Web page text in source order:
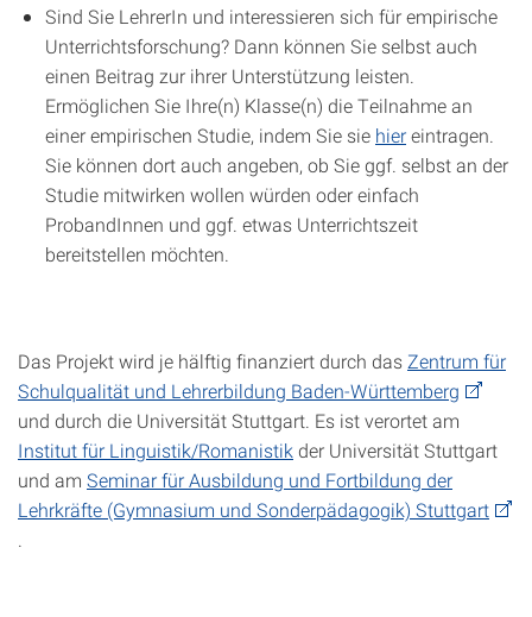
Sind Sie LehrerIn und interessieren sich für empirische
Unterrichtsforschung? Dann können Sie selbst auch
einen Beitrag zur ihrer Unterstützung leisten.
Ermöglichen Sie Ihre(n) Klasse(n) die Teilnahme an
einer empirischen Studie, indem Sie sie hiereintragen.
Sie können dort auch angeben, ob Sie ggf. selbst an der
Studie mitwirken wollen würden oder einfach
ProbandInnen und ggf. etwas Unterrichtszeit
bereitstellen möchten.
Das Projekt wird je hälftig finanziert durch das Zentrum für
Schulqualität und Lehrerbildung Baden-Württemberg
und durch die Universität Stuttgart. Es ist verortet am
Institut für Linguistik/Romanistikder Universität Stuttgart
und am Seminar für Ausbildung und Fortbildung der
Lehrkräfte (Gymnasium und Sonderpädagogik) Stuttgart